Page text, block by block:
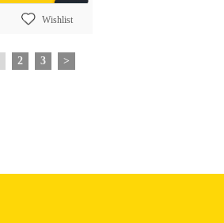
Wishlist
2 3 >